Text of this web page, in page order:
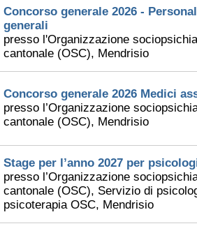
Concorso generale 2026 -
generali
presso l'Organizzazione
cantonale (OSC), Mendrisio
Concorso generale 2026 Medici
presso l’Organizzazione
cantonale (OSC), Mendrisio
Stage per l’anno 2027 per
presso l’Organizzazione
cantonale (OSC), Servizio di
psicoterapia OSC, Mendrisio